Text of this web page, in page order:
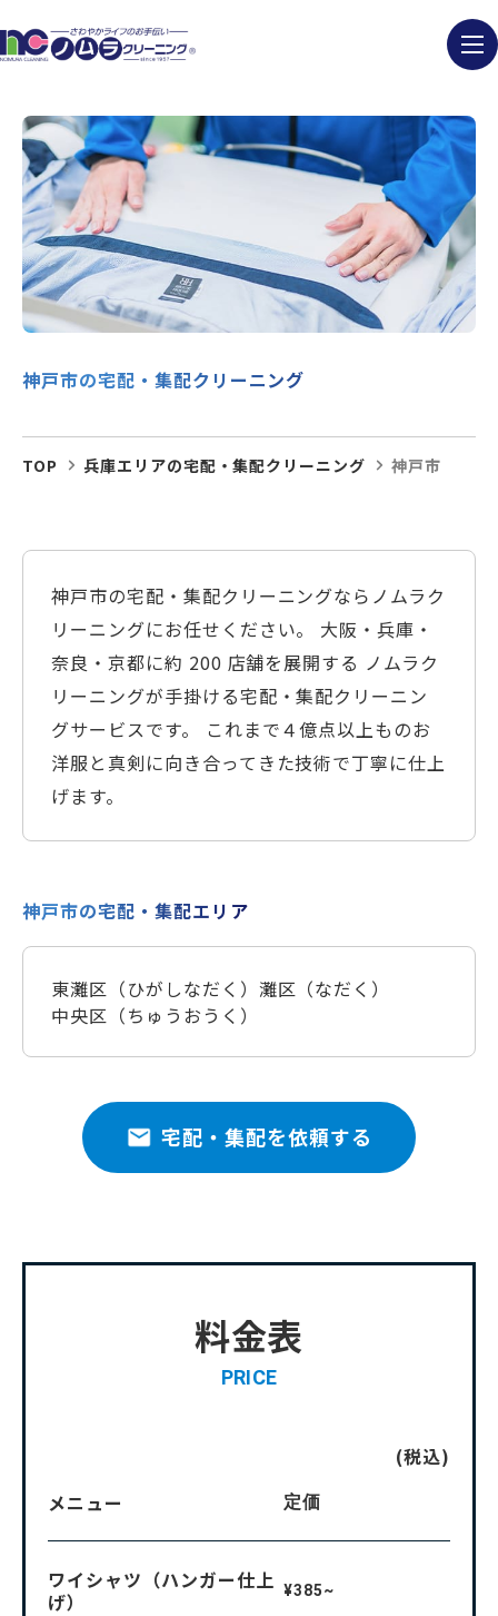
神戸市の宅配・集配クリーニング
TOP 兵庫エリアの宅配・集配クリーニング 神戸市
神戸市の宅配・集配クリーニングならノムラク
リーニングにお任せください。 大阪・兵庫・
奈良・京都に約 200 店舗を展開する ノムラク
リーニングが手掛ける宅配・集配クリーニン
グサービスです。 これまで４億点以上ものお
洋服と真剣に向き合ってきた技術で丁寧に仕上
げます。
神戸市の宅配・集配エリア
東灘区（ひがしなだく） 灘区（なだく）
中央区（ちゅうおうく）
宅配・集配を依頼する
料金表
PRICE
(税込)
メニュー
定価
ワイシャツ（ハンガー仕上
げ）
¥385~